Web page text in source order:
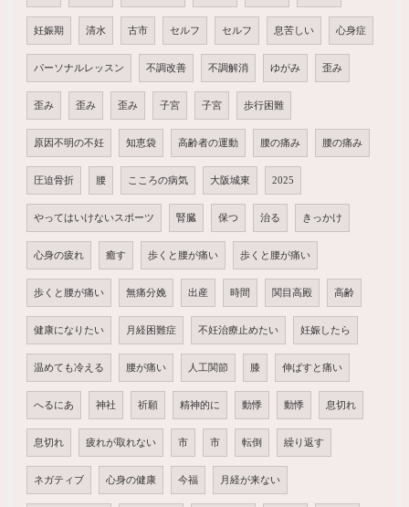
妊娠期 清水 古市 セルフ セルフ 息苦しい 心身症
パーソナルレッスン 不調改善 不調解消 ゆがみ 歪み
歪み 歪み 歪み 子宮 子宮 歩行困難
原因不明の不妊 知恵袋 高齢者の運動 腰の痛み 腰の痛み
圧迫骨折 腰 こころの病気 大阪城東 2025
やってはいけないスポーツ 腎臓 保つ 治る きっかけ
心身の疲れ 癒す 歩くと腰が痛い 歩くと腰が痛い
歩くと腰が痛い 無痛分娩 出産 時間 関目高殿 高齢
健康になりたい 月経困難症 不妊治療止めたい 妊娠したら
温めても冷える 腰が痛い 人工関節 膝 伸ばすと痛い
へるにあ 神社 祈願 精神的に 動悸 動悸 息切れ
息切れ 疲れが取れない 市 市 転倒 繰り返す
ネガティブ 心身の健康 今福 月経が来ない